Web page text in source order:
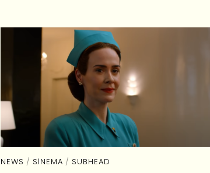
NEWS / SINEMA / SUBHEAD